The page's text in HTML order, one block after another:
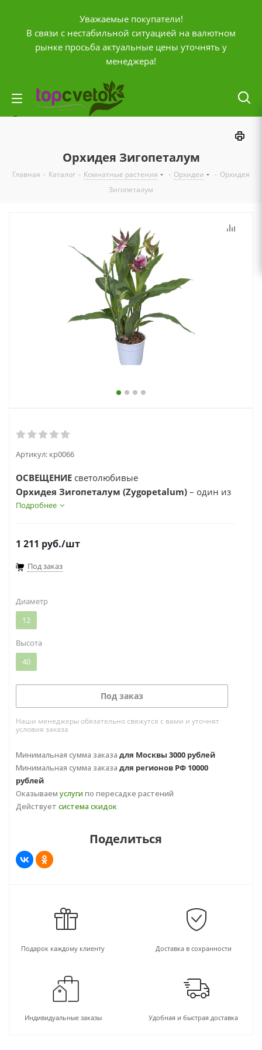
Уважаемые покупатели!
В связи с нестабильной ситуацией на валютном
рынке просьба актуальные цены уточнять у
менеджера!
Отложенные
Сравнение товаров
Время работы
ПН-ПТ с10:00 до 20:00
zakaz@topcvetok.ru
Орхидея Зигопеталум
Главная - Каталог - Комнатные растения - Орхидеи - Орхидея
Зигопеталум
Артикул: кр0066
ОСВЕЩЕНИЕ светолюбивые
Орхидея Зигопеталум (Zygopetalum) – один из
самых неприхотливых видов семейства
и приятным ароматом, напоминающим запах
сирени. Как правило, это невысокие растения с
Подробнее
1 211 руб./шт
Под заказ
Диаметр
12
Высота
40
Под заказ
Наши менеджеры обязательно свяжутся с вами и уточнят
условия заказа
Минимальная сумма заказа для Москвы 3000 рублей
Минимальная сумма заказа для регионов РФ 10000
рублей
Оказываем услуги по пересадке растений
Действует система скидок
Поделиться
Подарок каждому клиенту Доставка в сохранности
Индивидуальные заказы Удобная и быстрая доставка